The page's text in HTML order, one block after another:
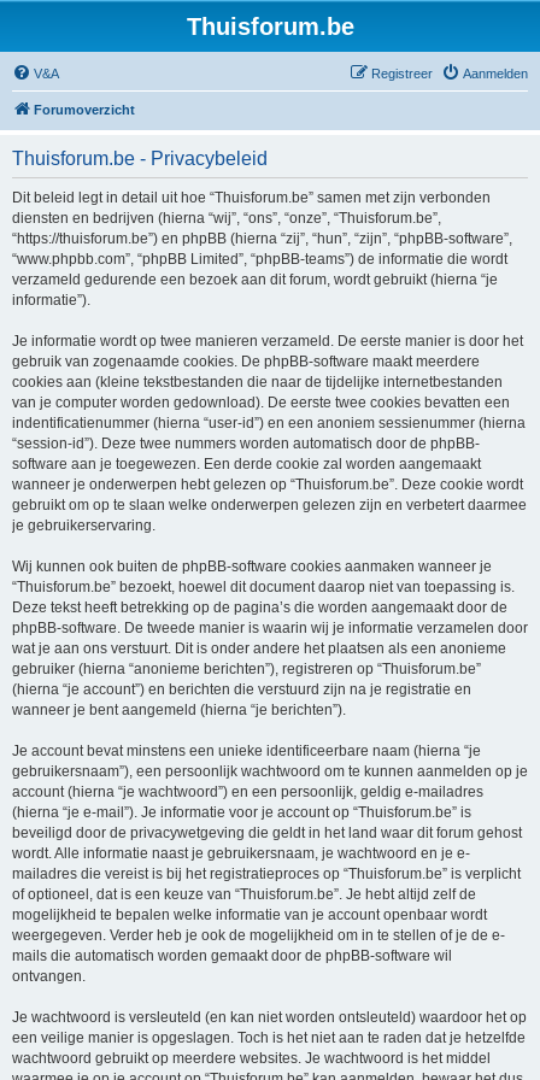
Thuisforum.be
V&A Aanmelden
Registreer
Forumoverzicht
Thuisforum.be - Privacybeleid
Dit beleid legt in detail uit hoe “Thuisforum.be” samen met zijn verbonden
diensten en bedrijven (hierna “wij”, “ons”, “onze”, “Thuisforum.be”,
“https://thuisforum.be”) en phpBB (hierna “zij”, “hun”, “zijn”, “phpBB-software”,
“www.phpbb.com”, “phpBB Limited”, “phpBB-teams”) de informatie die wordt
verzameld gedurende een bezoek aan dit forum, wordt gebruikt (hierna “je
informatie”).
Je informatie wordt op twee manieren verzameld. De eerste manier is door het
gebruik van zogenaamde cookies. De phpBB-software maakt meerdere
cookies aan (kleine tekstbestanden die naar de tijdelijke internetbestanden
van je computer worden gedownload). De eerste twee cookies bevatten een
indentificatienummer (hierna “user-id”) en een anoniem sessienummer (hierna
“session-id”). Deze twee nummers worden automatisch door de phpBB-
software aan je toegewezen. Een derde cookie zal worden aangemaakt
wanneer je onderwerpen hebt gelezen op “Thuisforum.be”. Deze cookie wordt
gebruikt om op te slaan welke onderwerpen gelezen zijn en verbetert daarmee
je gebruikerservaring.
Wij kunnen ook buiten de phpBB-software cookies aanmaken wanneer je
“Thuisforum.be” bezoekt, hoewel dit document daarop niet van toepassing is.
Deze tekst heeft betrekking op de pagina’s die worden aangemaakt door de
phpBB-software. De tweede manier is waarin wij je informatie verzamelen door
wat je aan ons verstuurt. Dit is onder andere het plaatsen als een anonieme
gebruiker (hierna “anonieme berichten”), registreren op “Thuisforum.be”
(hierna “je account”) en berichten die verstuurd zijn na je registratie en
wanneer je bent aangemeld (hierna “je berichten”).
Je account bevat minstens een unieke identificeerbare naam (hierna “je
gebruikersnaam”), een persoonlijk wachtwoord om te kunnen aanmelden op je
account (hierna “je wachtwoord”) en een persoonlijk, geldig e-mailadres
(hierna “je e-mail”). Je informatie voor je account op “Thuisforum.be” is
beveiligd door de privacywetgeving die geldt in het land waar dit forum gehost
wordt. Alle informatie naast je gebruikersnaam, je wachtwoord en je e-
mailadres die vereist is bij het registratieproces op “Thuisforum.be” is verplicht
of optioneel, dat is een keuze van “Thuisforum.be”. Je hebt altijd zelf de
mogelijkheid te bepalen welke informatie van je account openbaar wordt
weergegeven. Verder heb je ook de mogelijkheid om in te stellen of je de e-
mails die automatisch worden gemaakt door de phpBB-software wil
ontvangen.
Je wachtwoord is versleuteld (en kan niet worden ontsleuteld) waardoor het op
een veilige manier is opgeslagen. Toch is het niet aan te raden dat je hetzelfde
wachtwoord gebruikt op meerdere websites. Je wachtwoord is het middel